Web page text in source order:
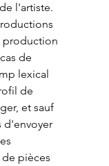
l'artiste.
production
de
lexical
de
et sauf
d'envoyer
de pièces